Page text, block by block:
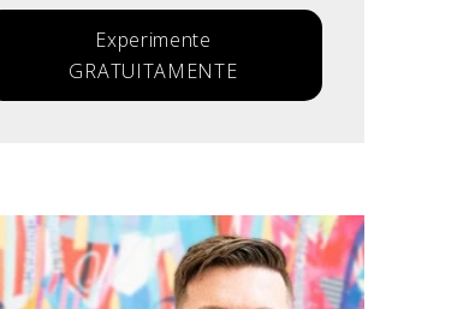
Experimente
GRATUITAMENTE